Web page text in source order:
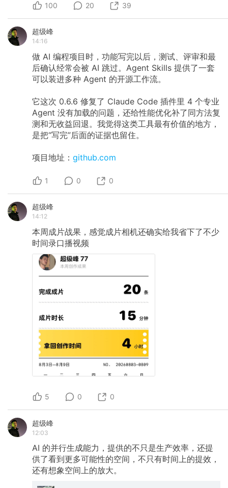
100 20 39
超级峰
14:16
做 AI 编程项目时，功能写完以后，测试、评审和最
后确认经常会被 AI 跳过。Agent Skills 提供了一套
可以装进多种 Agent 的开源工作流。
它这次 0.6.6 修复了 Claude Code 插件里 4 个专业
Agent 没有加载的问题，还给性能优化补了同方法复
测和无收益回退。我觉得这类工具最有价值的地方，
是把“写完”后面的证据也留住。
项目地址： github.com
1 0 0
超级峰
14:12
本周成片战果，感觉成片相机还确实给我省下了不少
时间录口播视频
5 0 0
超级峰
12:03
AI 的并行生成能力，提供的不只是生产效率，还提
供了看到更多可能性的空间，不只有时间上的提效，
还有想象空间上的放大。